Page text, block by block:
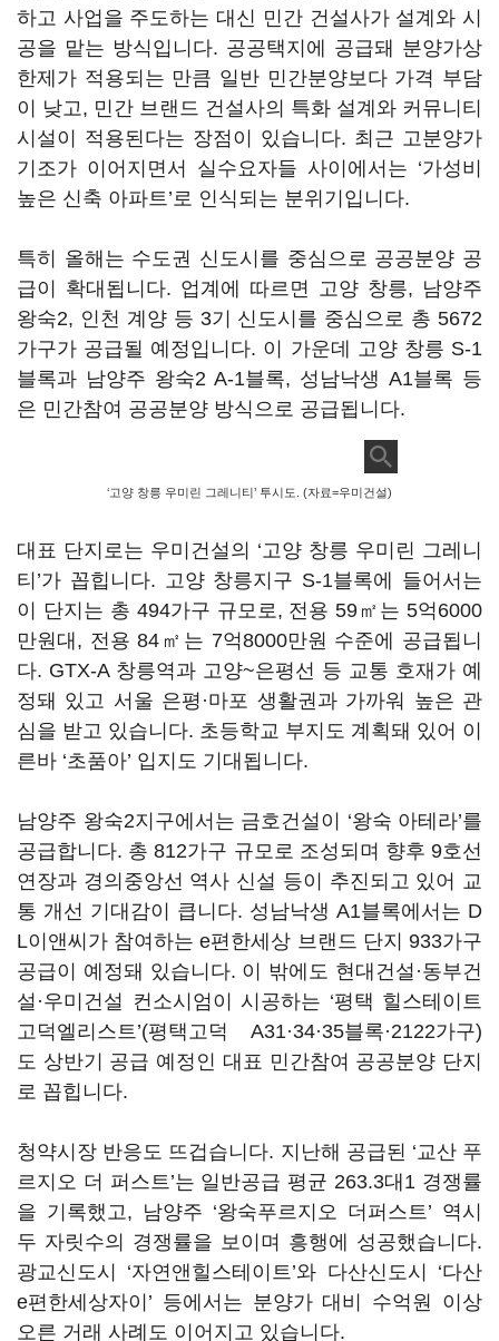
하고 사업을 주도하는 대신 민간 건설사가 설계와 시
공을 맡는 방식입니다. 공공택지에 공급돼 분양가상
한제가 적용되는 만큼 일반 민간분양보다 가격 부담
이 낮고, 민간 브랜드 건설사의 특화 설계와 커뮤니티
시설이 적용된다는 장점이 있습니다. 최근 고분양가
기조가 이어지면서 실수요자들 사이에서는 ‘가성비
높은 신축 아파트’로 인식되는 분위기입니다.
특히 올해는 수도권 신도시를 중심으로 공공분양 공
급이 확대됩니다. 업계에 따르면 고양 창릉, 남양주
왕숙2, 인천 계양 등 3기 신도시를 중심으로 총 5672
가구가 공급될 예정입니다. 이 가운데 고양 창릉 S-1
블록과 남양주 왕숙2 A-1블록, 성남낙생 A1블록 등
은 민간참여 공공분양 방식으로 공급됩니다.
‘고양 창릉 우미린 그레니티’ 투시도. (자료=우미건설)
대표 단지로는 우미건설의 ‘고양 창릉 우미린 그레니
티’가 꼽힙니다. 고양 창릉지구 S-1블록에 들어서는
이 단지는 총 494가구 규모로, 전용 59㎡는 5억6000
만원대, 전용 84㎡는 7억8000만원 수준에 공급됩니
다. GTX-A 창릉역과 고양~은평선 등 교통 호재가 예
정돼 있고 서울 은평·마포 생활권과 가까워 높은 관
심을 받고 있습니다. 초등학교 부지도 계획돼 있어 이
른바 ‘초품아’ 입지도 기대됩니다.
남양주 왕숙2지구에서는 금호건설이 ‘왕숙 아테라’를
공급합니다. 총 812가구 규모로 조성되며 향후 9호선
연장과 경의중앙선 역사 신설 등이 추진되고 있어 교
통 개선 기대감이 큽니다. 성남낙생 A1블록에서는 D
L이앤씨가 참여하는 e편한세상 브랜드 단지 933가구
공급이 예정돼 있습니다. 이 밖에도 현대건설·동부건
설·우미건설 컨소시엄이 시공하는 ‘평택 힐스테이트
고덕엘리스트’(평택고덕 A31·34·35블록·2122가구)
도 상반기 공급 예정인 대표 민간참여 공공분양 단지
로 꼽힙니다.
청약시장 반응도 뜨겁습니다. 지난해 공급된 ‘교산 푸
르지오 더 퍼스트’는 일반공급 평균 263.3대1 경쟁률
을 기록했고, 남양주 ‘왕숙푸르지오 더퍼스트’ 역시
두 자릿수의 경쟁률을 보이며 흥행에 성공했습니다.
광교신도시 ‘자연앤힐스테이트’와 다산신도시 ‘다산
e편한세상자이’ 등에서는 분양가 대비 수억원 이상
오른 거래 사례도 이어지고 있습니다.